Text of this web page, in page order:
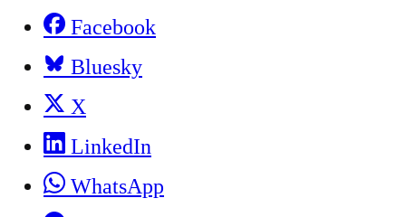
Facebook
Bluesky
X
LinkedIn
WhatsApp